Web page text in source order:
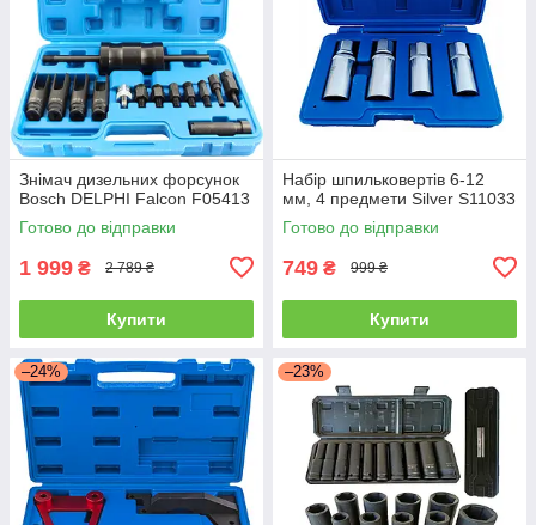
Знімач дизельних форсунок
Bosch DELPHI Falcon F05413
Готово до відправки
1 999 ₴ 2 789 ₴
Купити
Набір шпильковертів 6-12
мм, 4 предмети Silver S11033
Готово до відправки
749 ₴ 999 ₴
Купити
–24% –23%